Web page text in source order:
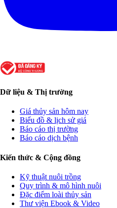
Dữ liệu & Thị trường
Giá thủy sản hôm nay
Biểu đồ & lịch sử giá
Báo cáo thị trường
Báo cáo dịch bệnh
Kiến thức & Cộng đồng
Kỹ thuật nuôi trồng
Quy trình & mô hình nuôi
Đặc điểm loài thủy sản
Thư viện Ebook & Video